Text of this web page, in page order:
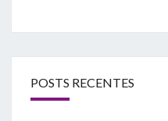
POSTS RECENTES